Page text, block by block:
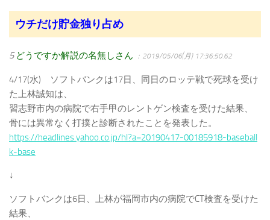
ウチだけ貯金独り占め
5 どうですか解説の名無しさん ：2019/05/06(月) 17:36:50.62
4/17(水) ソフトバンクは17日、同日のロッテ戦で死球を受け
た上林誠知は、
習志野市内の病院で右手甲のレントゲン検査を受けた結果、
骨には異常なく打撲と診断されたことを発表した。
https://headlines.yahoo.co.jp/hl?a=20190417-00185918-baseball
k-base
↓
ソフトバンクは6日、上林が福岡市内の病院でCT検査を受けた
結果、